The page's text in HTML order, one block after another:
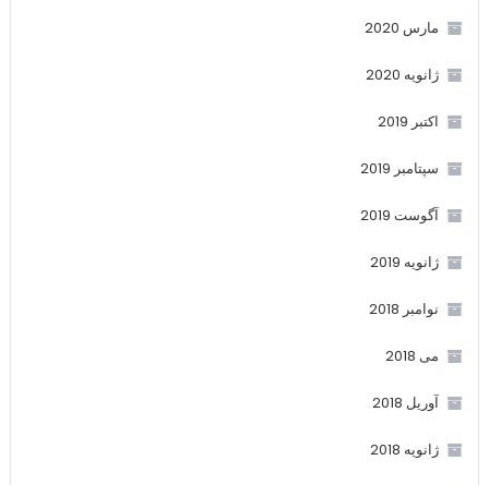
مارس 2020
ژانویه 2020
اکتبر 2019
سپتامبر 2019
آگوست 2019
ژانویه 2019
نوامبر 2018
می 2018
آوریل 2018
ژانویه 2018